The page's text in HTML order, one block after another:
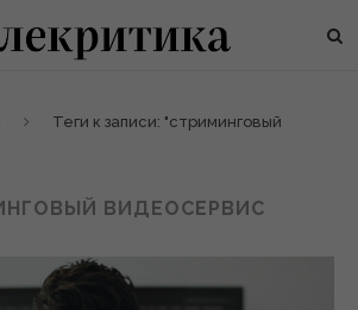
Теги к записи: "стриминговый
ВИДЕОСЕРВИС